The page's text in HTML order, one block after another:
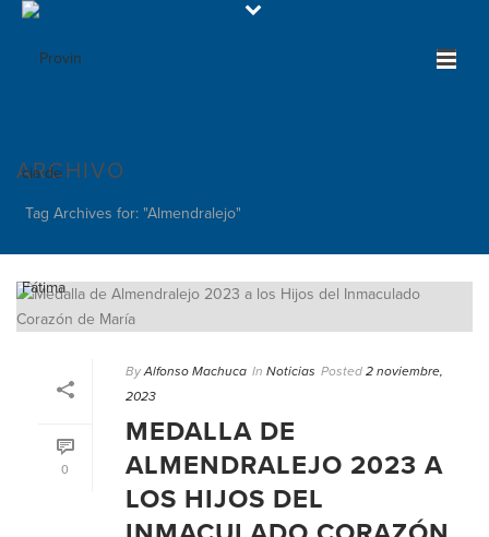
ARCHIVO
Tag Archives for: "Almendralejo"
0
By Alfonso Machuca In Noticias Posted 2 noviembre,
2023
MEDALLA DE
ALMENDRALEJO 2023 A
LOS HIJOS DEL